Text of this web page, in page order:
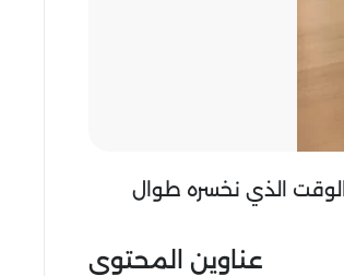
الوقت الذي نخسره طوال
عناوين المحتوي